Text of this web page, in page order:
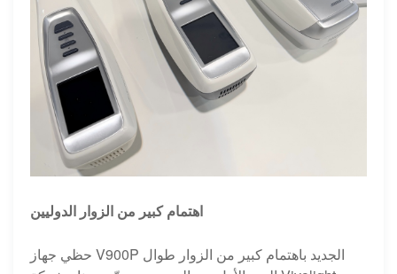
اهتمام كبير من الزوار الدوليين
حظي جهاز V900P الجديد باهتمام كبير من الزوار طوال